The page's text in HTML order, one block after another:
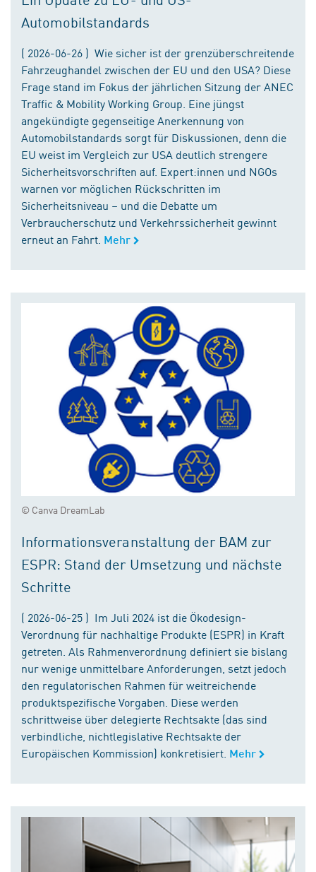
Automobilstandards
( 2026-06-26 ) Wie sicher ist der grenzüberschreitende
Fahrzeughandel zwischen der EU und den USA? Diese
Frage stand im Fokus der jährlichen Sitzung der ANEC
Traffic & Mobility Working Group. Eine jüngst
angekündigte gegenseitige Anerkennung von
Automobilstandards sorgt für Diskussionen, denn die
EU weist im Vergleich zur USA deutlich strengere
Sicherheitsvorschriften auf. Expert:innen und NGOs
warnen vor möglichen Rückschritten im
Sicherheitsniveau – und die Debatte um
Verbraucherschutz und Verkehrssicherheit gewinnt
erneut an Fahrt. Mehr
© Canva DreamLab
Informationsveranstaltung der BAM zur
ESPR: Stand der Umsetzung und nächste
Schritte
( 2026-06-25 ) Im Juli 2024 ist die Ökodesign-
Verordnung für nachhaltige Produkte (ESPR) in Kraft
getreten. Als Rahmenverordnung definiert sie bislang
nur wenige unmittelbare Anforderungen, setzt jedoch
den regulatorischen Rahmen für weitreichende
produktspezifische Vorgaben. Diese werden
schrittweise über delegierte Rechtsakte (das sind
verbindliche, nichtlegislative Rechtsakte der
Europäischen Kommission) konkretisiert. Mehr